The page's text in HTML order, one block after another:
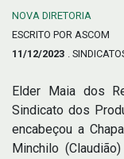
NOVA DIRETORIA
ESCRITO POR ASCOM
11/12/2023 .
Elder Maia dos
Sindicato dos
encabeçou a
Minchilo